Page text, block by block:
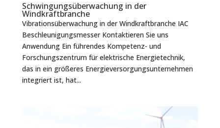
Schwingungsüberwachung in der
Windkraftbranche
Vibrationsüberwachung in der Windkraftbranche IAC
Beschleunigungsmesser Kontaktieren Sie uns
Anwendung Ein führendes Kompetenz- und
Forschungszentrum für elektrische Energietechnik,
das in ein größeres Energieversorgungsunternehmen
integriert ist, hat...